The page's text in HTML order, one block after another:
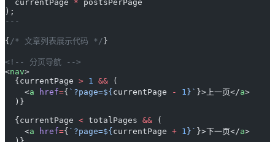
  currentPage
* postsPerPage
);
---
{ /* 文章列表展示代码 */ }
<!-- 分页导航 -->
<nav>
  {currentPage
> 1 && (
    <
a href={ `?page=${ currentPage - 1 }` }>上一页</a>
  )}
  {currentPage
< totalPages && (
    <
a href={ `?page=${ currentPage + 1 }` }>下一页</a>